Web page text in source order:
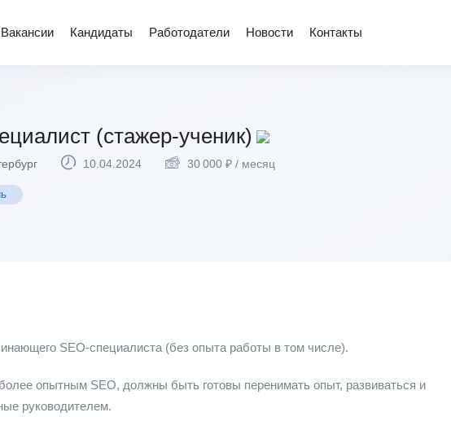
Вакансии Кандидаты Работодатели Новости Контакты
(стажер-ученик)
10.04.2024 30 000 ₽ / месяц
SEO-специалиста (без опыта работы в том числе).
опытным SEO, должны быть готовы перенимать опыт, развиваться и
руководителем.